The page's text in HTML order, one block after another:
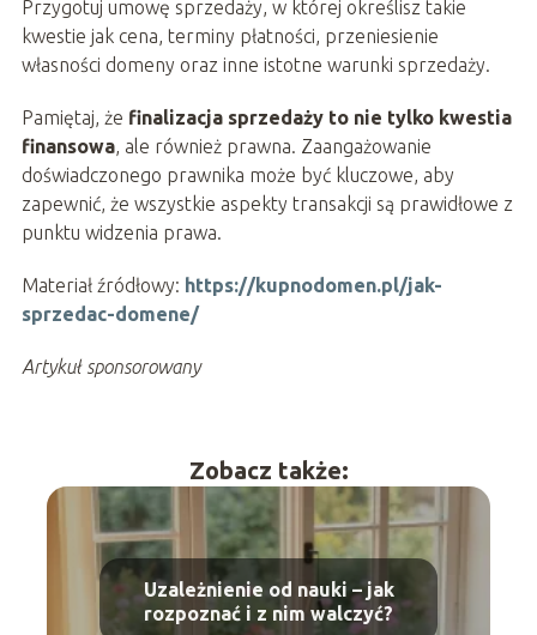
Przygotuj umowę sprzedaży, w której określisz takie
kwestie jak cena, terminy płatności, przeniesienie
własności domeny oraz inne istotne warunki sprzedaży.
Pamiętaj, że finalizacja sprzedaży to nie tylko kwestia
finansowa, ale również prawna. Zaangażowanie
doświadczonego prawnika może być kluczowe, aby
zapewnić, że wszystkie aspekty transakcji są prawidłowe z
punktu widzenia prawa.
Materiał źródłowy: https://kupnodomen.pl/jak-
sprzedac-domene/
Artykuł sponsorowany
Zobacz także:
Uzależnienie od nauki – jak
rozpoznać i z nim walczyć?